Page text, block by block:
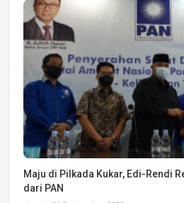
Maju di Pilkada Kukar, Edi-Rendi
dari PAN